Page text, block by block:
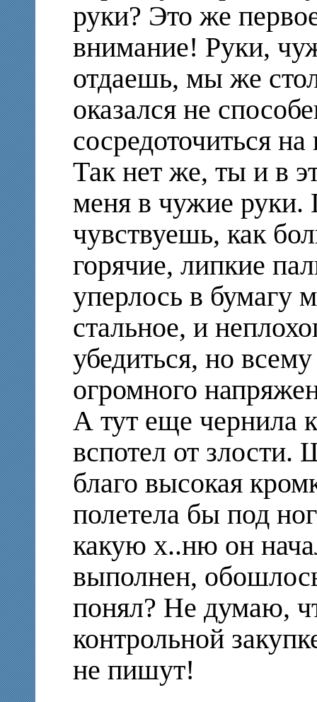
руки? Это же
внимание! Руки,
отдаешь, мы же
оказался не
сосредоточиться
Так нет же, ты и в
меня в чужие
чувствуешь, как
горячие, липкие
уперлось в бумагу
стальное, и
убедиться, но
огромного
А тут еще чернила
вспотел от злости.
благо высокая
полетела бы под
какую х..ню он
выполнен,
понял? Не думаю,
контрольной
не пишут!